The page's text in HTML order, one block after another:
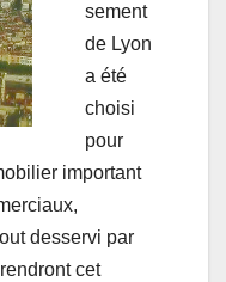
sement
de Lyon
a été
choisi
pour
important
desservi par
cet